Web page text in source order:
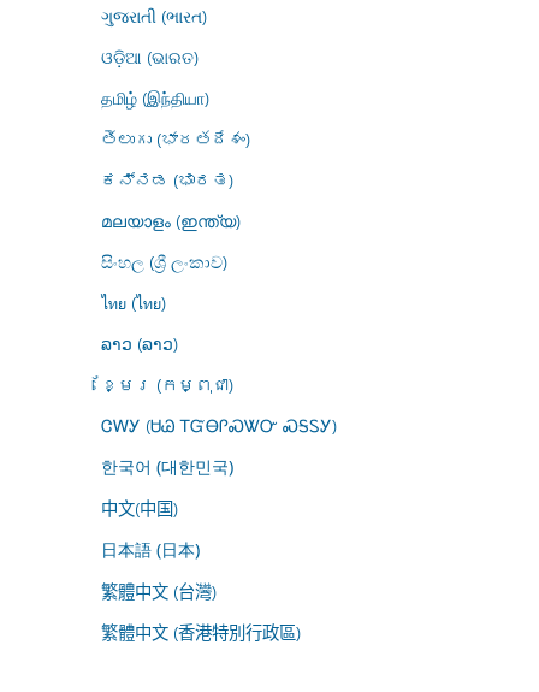
ગુજરાતી (ભારત)
ଓଡ଼ିଆ (ଭାରତ)
தமிழ் (இந்தியா)
తెలుగు (భారతదేశం)
ಕನ್ನಡ (ಭಾರತ)
മലയാളം (ഇന്ത്യ)
සිංහල (ශ්‍රී ලංකාව)
ไทย (ไทย)
ລາວ (ລາວ)
ខ្មែរ (កម្ពុជា)
ᏣᎳᎩ (ᏌᏊ ᎢᏳᎾᎵᏍᏔᏅ ᏍᎦᏚᎩ)
한국어 (대한민국)
中文(中国)
日本語 (日本)
繁體中文 (台灣)
繁體中文 (香港特別行政區)